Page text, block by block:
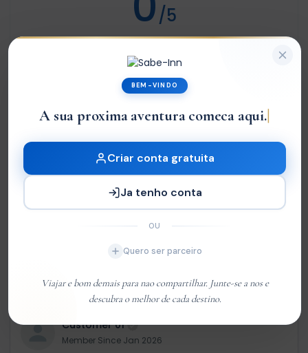
/5
Not rated
Very Good
Média
0
0
You must log in to write review
Customer 01
Member Since Jan 2026
BEM-VINDO
A sua proxima aventura comeca aqui.
Criar conta gratuita
Ja tenho conta
OU
Quero ser parceiro
Viajar e bom demais para nao compartilhar. Junte-se a nos e
descubra o melhor de cada destino.